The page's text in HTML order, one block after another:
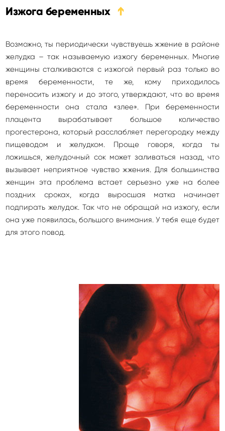
Изжога беременных ➔
Возможно, ты периодически чувствуешь жжение в районе
желудка – так называемую изжогу беременных. Многие
женщины сталкиваются с изжогой первый раз только во
время беременности, те же, кому приходилось
переносить изжогу и до этого, утверждают, что во время
беременности она стала «злее». При беременности
плацента вырабатывает большое количество
прогестерона, который расслабляет перегородку между
пищеводом и желудком. Проще говоря, когда ты
ложишься, желудочный сок может заливаться назад, что
вызывает неприятное чувство жжения. Для большинства
женщин эта проблема встает серьезно уже на более
поздних сроках, когда выросшая матка начинает
подпирать желудок. Так что не обращай на изжогу, если
она уже появилась, большого внимания. У тебя еще будет
для этого повод.